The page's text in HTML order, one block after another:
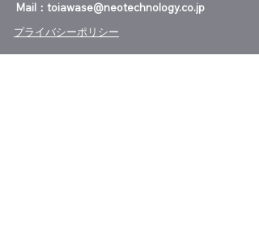
Mail： toiawase@neotechnology.co.jp
プライバシーポリシー